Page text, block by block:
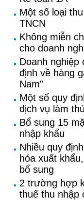
Một số loại
TNCN
Không miễn
cho doanh
Doanh nghiệp
định về hàng
Nam"
Một số quy
dịch vụ làm
Bổ sung 15
nhập khẩu
Nhiều quy
hóa xuất
bổ sung
2 trường hợp
thuế thu nhập